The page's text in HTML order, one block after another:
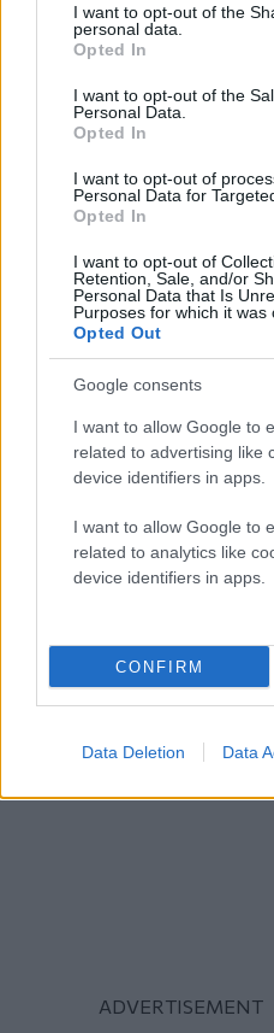
not limited to your visit or
grant or deny consent to
use your data for below
consent section.
I want to opt-out of the
personal data.
Opted In
I want to opt-out of the
Personal Data.
Opted In
I want to opt-out of
Personal Data for
Opted In
I want to opt-out of
Retention, Sale, and/or
Personal Data that Is
Purposes for which it was
Opted Out
Google consents
I want to allow Google to
related to advertising like
device identifiers in apps.
I want to allow Google to
related to analytics like
device identifiers in apps.
CONFIRM
Data Deletion Data
ΘΕΣΣΑΛΟΝΙΚΗ